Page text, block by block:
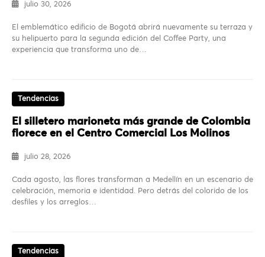
julio 30, 2026
El emblemático edificio de Bogotá abrirá nuevamente su terraza y
su helipuerto para la segunda edición del Coffee Party, una
experiencia que transforma uno de…
Tendencias
El silletero marioneta más grande de Colombia
florece en el Centro Comercial Los Molinos
julio 28, 2026
Cada agosto, las flores transforman a Medellín en un escenario de
celebración, memoria e identidad. Pero detrás del colorido de los
desfiles y los arreglos…
Tendencias